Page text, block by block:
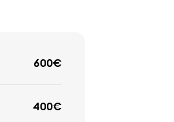
600€
400€